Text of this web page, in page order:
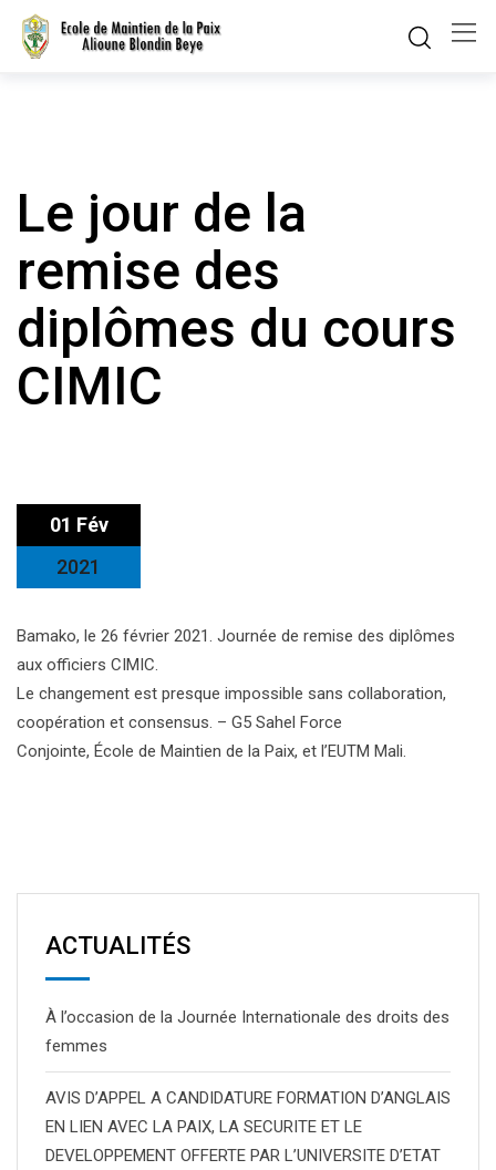
Skip
Le jour de la
remise des
diplômes du cours
CIMIC
01 Fév
2021
Bamako, le 26 février 2021. Journée de remise des diplômes
aux officiers CIMIC.
Le changement est presque impossible sans collaboration,
coopération et consensus. – G5 Sahel Force
Conjointe, École de Maintien de la Paix, et l’EUTM Mali.
ACTUALITÉS
À l’occasion de la Journée Internationale des droits des
femmes
AVIS D’APPEL A CANDIDATURE FORMATION D’ANGLAIS
EN LIEN AVEC LA PAIX, LA SECURITE ET LE
DEVELOPPEMENT OFFERTE PAR L’UNIVERSITE D’ETAT